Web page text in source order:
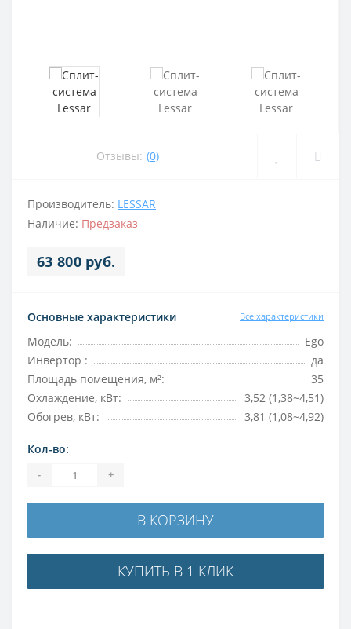
Отзывы: (0)
Производитель: LESSAR
Наличие: Предзаказ
63 800 руб.
Основные характеристики Все характеристики
Модель:
Ego
Инвертор :
да
Площадь помещения, м²:
35
Охлаждение, кВт:
3,52 (1,38~4,51)
Обогрев, кВт:
3,81 (1,08~4,92)
Кол-во:
- +
В КОРЗИНУ
КУПИТЬ В 1 КЛИК